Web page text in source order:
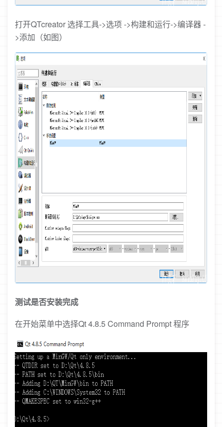
打开QTcreator 选择工具->选项 ->构建和运行->编译器 -
>添加（如图）
测试是否安装完成
在开始菜单中选择Qt 4.8.5 Command Prompt 程序